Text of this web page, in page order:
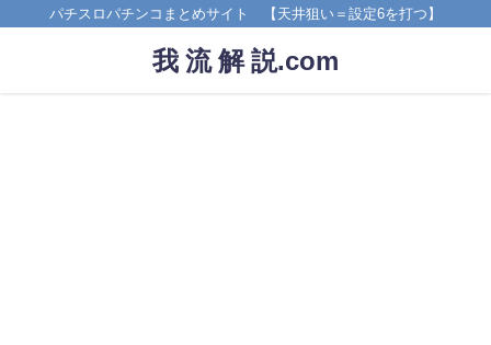
パチスロパチンコまとめサイト 【天井狙い＝設定6を打つ】
我 流 解 説.com